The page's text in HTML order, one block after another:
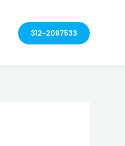
312-2097533